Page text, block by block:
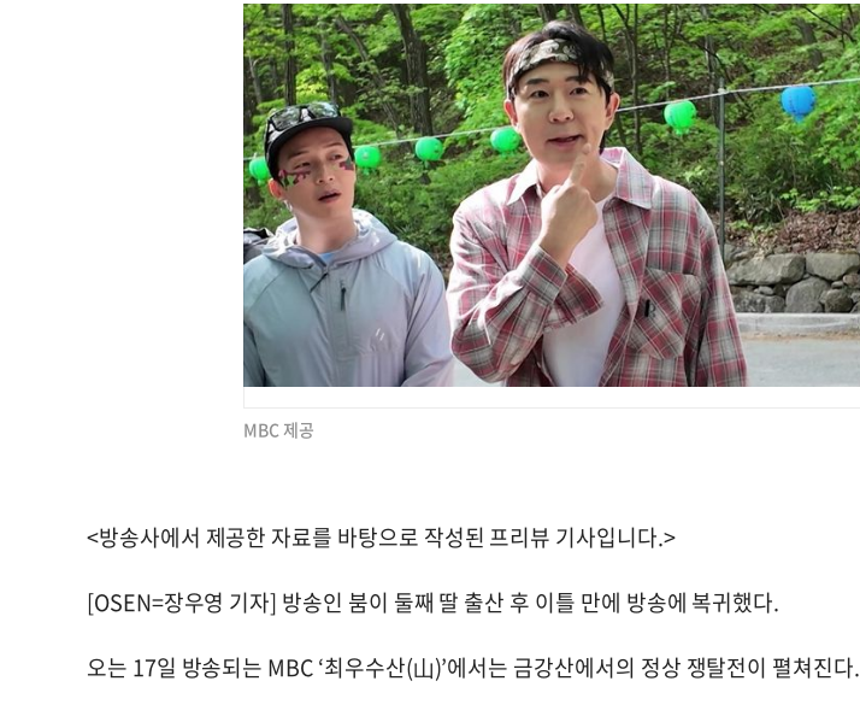
MBC 제공
<방송사에서 제공한 자료를 바탕으로 작성된 프리뷰 기사입니다.>
[OSEN=장우영 기자] 방송인 붐이 둘째 딸 출산 후 이틀 만에 방송에 복귀했다.
오는 17일 방송되는 MBC ‘최우수산(山)’에서는 금강산에서의 정상 쟁탈전이 펼쳐진다.